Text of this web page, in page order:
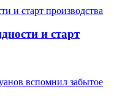
и старт